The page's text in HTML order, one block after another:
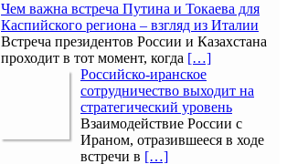
Чем важна встреча Путина и Токаева для
Каспийского региона – взгляд из Италии
Встреча президентов России и Казахстана
проходит в тот момент, когда […]
Российско-иранское
сотрудничество выходит на
стратегический уровень
Взаимодействие России с
Ираном, отразившееся в ходе
встречи в […]